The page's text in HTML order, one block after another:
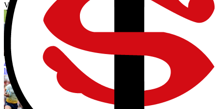
Vous avez tout lu ?
Après Posolo Tuilagi, Preston Tekori, le fils de Joe Tekori, choisit
lui aussi le XV de France